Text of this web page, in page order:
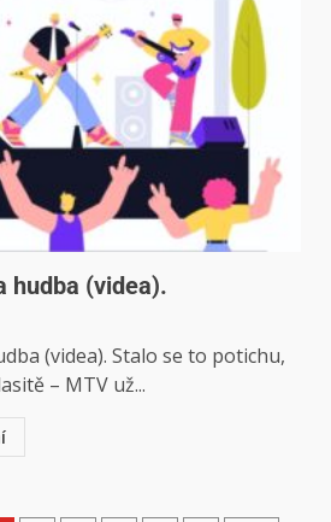
hudba (videa).
(videa). Stalo se to potichu,
– MTV už...